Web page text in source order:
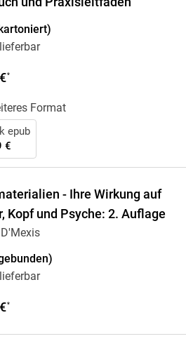
*
Format
epub
€
- Ihre Wirkung auf
Kopf und Psyche: 2. Auflage
*